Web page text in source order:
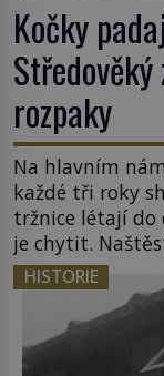
Kočky
rozpaky
Na hlavním
každé tři roky
tržnice létají do
je chytit.
jenom o
Tato veselá
HISTORIE